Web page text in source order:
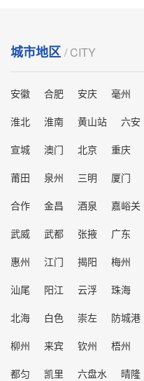
城市地区 / CITY
安徽 合肥 安庆 毫州
淮北
淮南 黄山站 六安
宣城
澳门 北京 重庆
莆田
泉州 三明 厦门
合作
金昌 酒泉 嘉峪关
武威
武都 张掖 广东
惠州
江门 揭阳 梅州
汕尾
阳江 云浮 珠海
北海
白色 崇左 防城港
柳州
来宾 钦州 梧州
都匀
凯里 六盘水 晴隆